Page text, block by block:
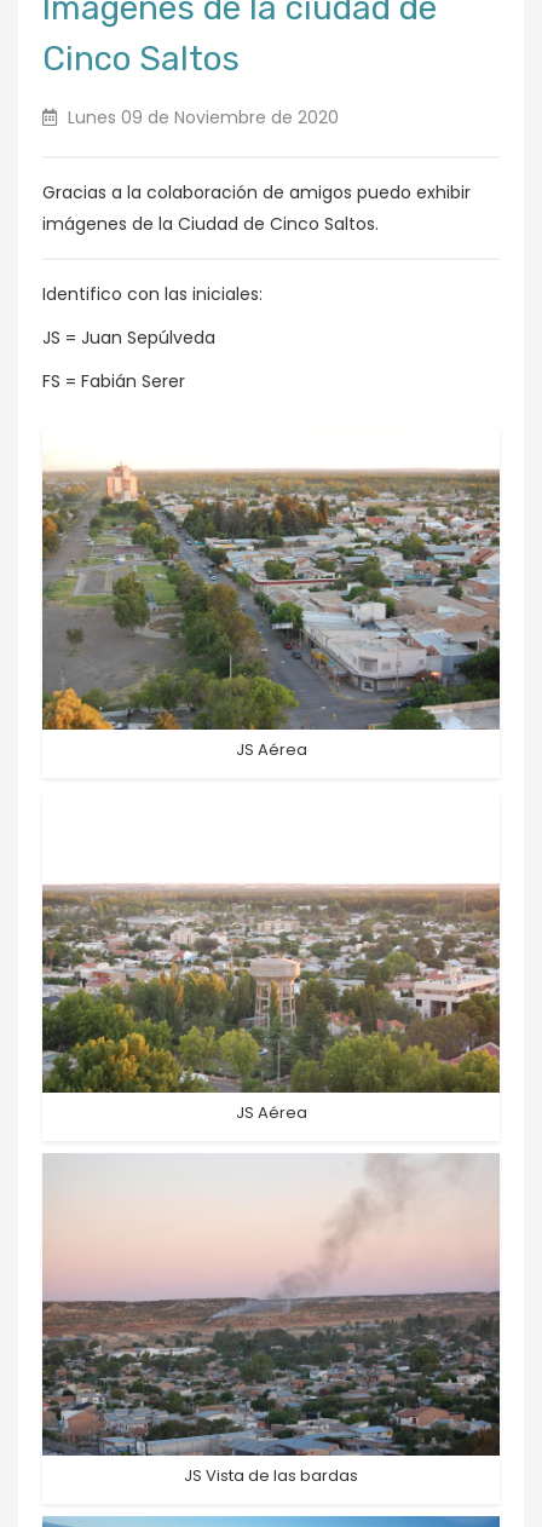
Cinco Saltos
Lunes 09 de Noviembre de 2020
Gracias a la colaboración de amigos puedo exhibir
imágenes de la Ciudad de Cinco Saltos.
Identifico con las iniciales:
JS = Juan Sepúlveda
FS = Fabián Serer
JS Aérea
JS Aérea
JS Vista de las bardas